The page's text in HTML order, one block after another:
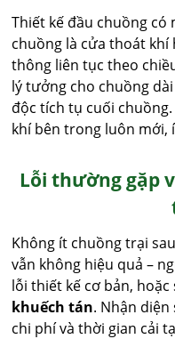
Thiết kế đầu chuồng có
chuồng là cửa thoát
thông liên tục theo
lý tưởng cho chuồng
độc tích tụ cuối
khí bên trong luôn mới,
Lỗi thường gặp
Không ít chuồng trại
vẫn không hiệu quả –
lỗi thiết kế cơ bản, hoặc
khuếch tán. Nhận
chi phí và thời gian cải